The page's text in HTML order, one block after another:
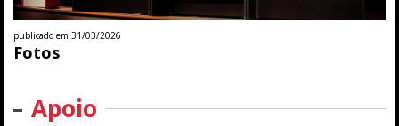
publicado em 31/03/2026
Fotos
Apoio